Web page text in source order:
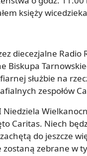
księży
diecezjalne Radio
Biskupa
służbie na
zespołów
Caritas. Niech
do jeszcze
zebrane w